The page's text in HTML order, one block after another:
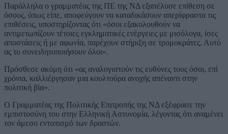
Παράλληλα ο γραμματέας της ΠΕ της ΝΔ εξαπέλυσε επίθεση σε
όσους, όπως είπε, αποφεύγουν να καταδικάσουν απερίφραστα τις
επιθέσεις, υποστηρίζοντας ότι «όσοι εξακολουθούν να
αντιμετωπίζουν τέτοιες εγκληματικές ενέργειες με μισόλογα, ίσες
αποστάσεις ή με αφωνία, παρέχουν στήριξη σε τρομοκράτες. Αυτό
ας το συνειδητοποιήσουν όλοι».
Πρόσθεσε ακόμη ότι «ας αναλογιστούν τις ευθύνες τους όσοι, επί
χρόνια, καλλιέργησαν μια κουλτούρα ανοχής απέναντι στην
πολιτική βία».
Ο Γραμματέας της Πολιτικής Επιτροπής της ΝΔ εξέφρασε την
εμπιστοσύνη του στην Ελληνική Αστυνομία, λέγοντας ότι αναμένει
τον άμεσο εντοπισμό των δραστών.